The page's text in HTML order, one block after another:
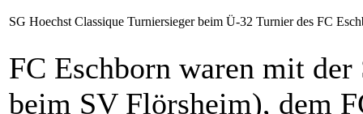
SG Hoechst Classique Turniersieger beim Ü-32 Turnier des FC
FC Eschborn waren mit
beim SV Flörsheim), dem